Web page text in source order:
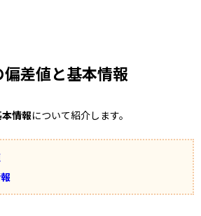
差値と基本情報
情報について紹介します。